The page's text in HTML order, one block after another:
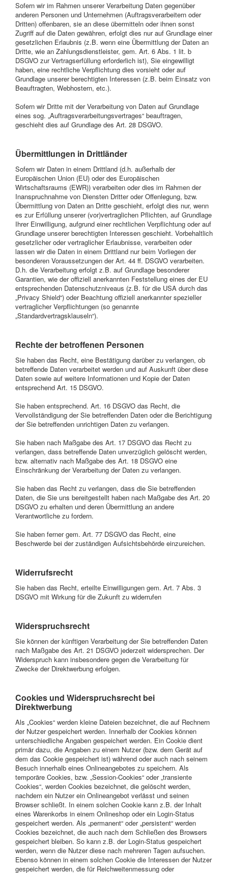
Sofern wir im Rahmen unserer Verarbeitung Daten gegenüber
anderen Personen und Unternehmen (Auftragsverarbeitern oder
Dritten) offenbaren, sie an diese übermitteln oder ihnen sonst
Zugriff auf die Daten gewähren, erfolgt dies nur auf Grundlage einer
gesetzlichen Erlaubnis (z.B. wenn eine Übermittlung der Daten an
Dritte, wie an Zahlungsdienstleister, gem. Art. 6 Abs. 1 lit. b
DSGVO zur Vertragserfüllung erforderlich ist), Sie eingewilligt
haben, eine rechtliche Verpflichtung dies vorsieht oder auf
Grundlage unserer berechtigten Interessen (z.B. beim Einsatz von
Beauftragten, Webhostern, etc.).
Sofern wir Dritte mit der Verarbeitung von Daten auf Grundlage
eines sog. „Auftragsverarbeitungsvertrages“ beauftragen,
geschieht dies auf Grundlage des Art. 28 DSGVO.
Übermittlungen in Drittländer
Sofern wir Daten in einem Drittland (d.h. außerhalb der
Europäischen Union (EU) oder des Europäischen
Wirtschaftsraums (EWR)) verarbeiten oder dies im Rahmen der
Inanspruchnahme von Diensten Dritter oder Offenlegung, bzw.
Übermittlung von Daten an Dritte geschieht, erfolgt dies nur, wenn
es zur Erfüllung unserer (vor)vertraglichen Pflichten, auf Grundlage
Ihrer Einwilligung, aufgrund einer rechtlichen Verpflichtung oder auf
Grundlage unserer berechtigten Interessen geschieht. Vorbehaltlich
gesetzlicher oder vertraglicher Erlaubnisse, verarbeiten oder
lassen wir die Daten in einem Drittland nur beim Vorliegen der
besonderen Voraussetzungen der Art. 44 ff. DSGVO verarbeiten.
D.h. die Verarbeitung erfolgt z.B. auf Grundlage besonderer
Garantien, wie der offiziell anerkannten Feststellung eines der EU
entsprechenden Datenschutzniveaus (z.B. für die USA durch das
„Privacy Shield“) oder Beachtung offiziell anerkannter spezieller
vertraglicher Verpflichtungen (so genannte
„Standardvertragsklauseln“).
Rechte der betroffenen Personen
Sie haben das Recht, eine Bestätigung darüber zu verlangen, ob
betreffende Daten verarbeitet werden und auf Auskunft über diese
Daten sowie auf weitere Informationen und Kopie der Daten
entsprechend Art. 15 DSGVO.
Sie haben entsprechend. Art. 16 DSGVO das Recht, die
Vervollständigung der Sie betreffenden Daten oder die Berichtigung
der Sie betreffenden unrichtigen Daten zu verlangen.
Sie haben nach Maßgabe des Art. 17 DSGVO das Recht zu
verlangen, dass betreffende Daten unverzüglich gelöscht werden,
bzw. alternativ nach Maßgabe des Art. 18 DSGVO eine
Einschränkung der Verarbeitung der Daten zu verlangen.
Sie haben das Recht zu verlangen, dass die Sie betreffenden
Daten, die Sie uns bereitgestellt haben nach Maßgabe des Art. 20
DSGVO zu erhalten und deren Übermittlung an andere
Verantwortliche zu fordern.
Sie haben ferner gem. Art. 77 DSGVO das Recht, eine
Beschwerde bei der zuständigen Aufsichtsbehörde einzureichen.
Widerrufsrecht
Sie haben das Recht, erteilte Einwilligungen gem. Art. 7 Abs. 3
DSGVO mit Wirkung für die Zukunft zu widerrufen
Widerspruchsrecht
Sie können der künftigen Verarbeitung der Sie betreffenden Daten
nach Maßgabe des Art. 21 DSGVO jederzeit widersprechen. Der
Widerspruch kann insbesondere gegen die Verarbeitung für
Zwecke der Direktwerbung erfolgen.
Cookies und Widerspruchsrecht bei
Direktwerbung
Als „Cookies“ werden kleine Dateien bezeichnet, die auf Rechnern
der Nutzer gespeichert werden. Innerhalb der Cookies können
unterschiedliche Angaben gespeichert werden. Ein Cookie dient
primär dazu, die Angaben zu einem Nutzer (bzw. dem Gerät auf
dem das Cookie gespeichert ist) während oder auch nach seinem
Besuch innerhalb eines Onlineangebotes zu speichern. Als
temporäre Cookies, bzw. „Session-Cookies“ oder „transiente
Cookies“, werden Cookies bezeichnet, die gelöscht werden,
nachdem ein Nutzer ein Onlineangebot verlässt und seinen
Browser schließt. In einem solchen Cookie kann z.B. der Inhalt
eines Warenkorbs in einem Onlineshop oder ein Login-Status
gespeichert werden. Als „permanent“ oder „persistent“ werden
Cookies bezeichnet, die auch nach dem Schließen des Browsers
gespeichert bleiben. So kann z.B. der Login-Status gespeichert
werden, wenn die Nutzer diese nach mehreren Tagen aufsuchen.
Ebenso können in einem solchen Cookie die Interessen der Nutzer
gespeichert werden, die für Reichweitenmessung oder